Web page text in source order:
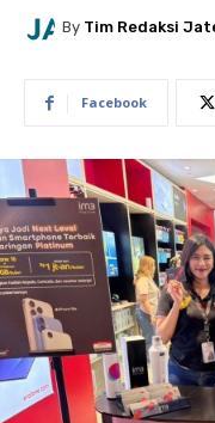
By Tim Redaksi
Facebook